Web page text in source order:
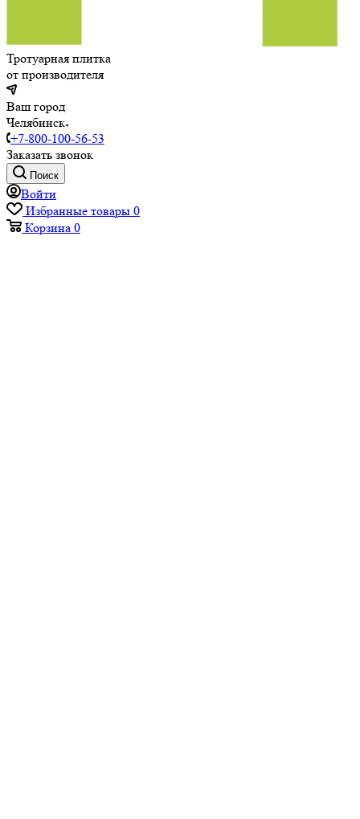
Тротуарная плитка
от производителя
Ваш город
Челябинск
+7-800-100-56-53
Заказать звонок
Поиск
Войти
Избранные товары 0
Корзина 0